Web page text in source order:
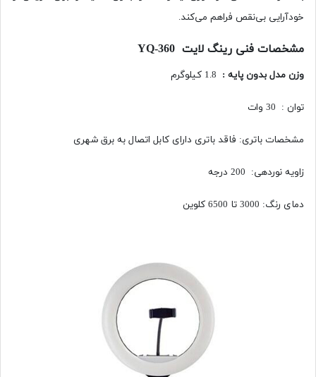
خودآرایی بی‌نقص فراهم می‌کند.
مشخصات فنی رینگ لایت YQ-360
وزن مدل بدون پایه :
توان : 30 وات
مشخصات باتری: فاقد باتری دارای کابل اتصال به برق شهری
زاویه نوردهی: 200 درجه
دمای رنگ: 3000 تا 6500 کلوین